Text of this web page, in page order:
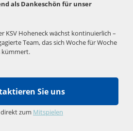
als Dankeschön für unser
KSV Hoheneck wächst kontinuierlich –
Team, das sich Woche für Woche
kümmert.
Sie uns
zum Mitspielen